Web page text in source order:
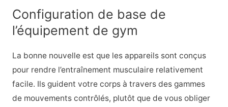
Configuration de base de
l’équipement de gym
La bonne nouvelle est que les appareils sont conçus
pour rendre l’entraînement musculaire relativement
facile. Ils guident votre corps à travers des gammes
de mouvements contrôlés, plutôt que de vous obliger